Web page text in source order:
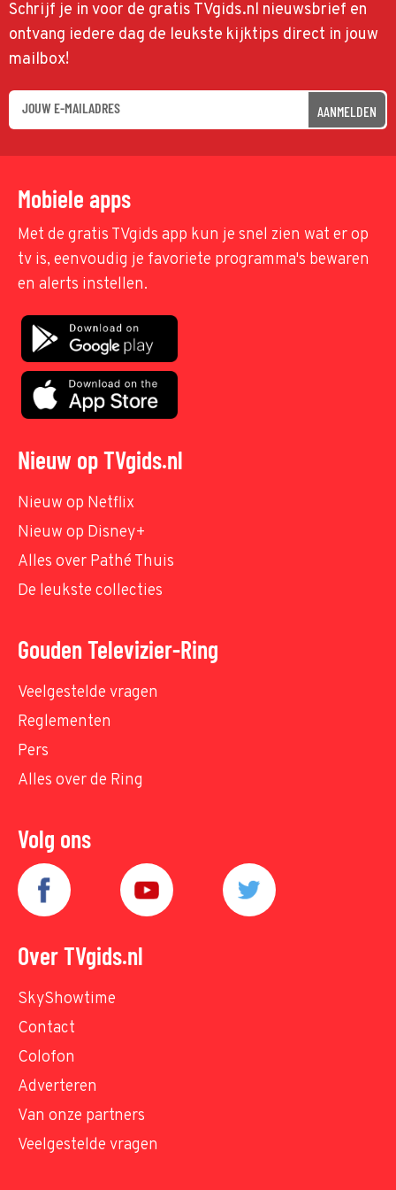
Schrijf je in voor de gratis TVgids.nl nieuwsbrief en
ontvang iedere dag de leukste kijktips direct in jouw
mailbox!
AANMELDEN
Mobiele apps
Met de gratis TVgids app kun je snel zien wat er op
tv is, eenvoudig je favoriete programma's bewaren
en alerts instellen.
Nieuw op TVgids.nl
Nieuw op Netflix
Nieuw op Disney+
Alles over Pathé Thuis
De leukste collecties
Gouden Televizier-Ring
Veelgestelde vragen
Reglementen
Pers
Alles over de Ring
Volg ons
Over TVgids.nl
SkyShowtime
Contact
Colofon
Adverteren
Van onze partners
Veelgestelde vragen